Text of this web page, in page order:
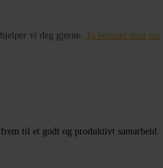
vi deg gjerne. Ta kontakt med oss
til et godt og produktivt samarbeid.